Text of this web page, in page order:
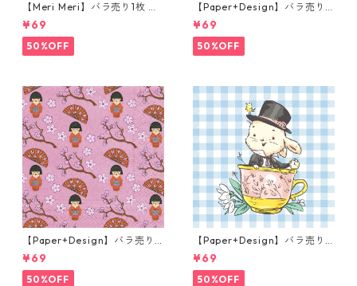
【Meri Meri】バラ売り1枚 カ
クテルサイズ ペーパーナプキ
ン Peter Rabbit In The Gard
en クリーム ピーターラビット
¥69
50%OFF
【Paper+Design】バラ売り2
枚 ランチサイズ ペーパーナプ
キン Sweet bird ローズ
¥69
50%OFF
【Paper+Design】バラ売り2
枚 ランチサイズ ペーパーナプ
キン LITTLE GEISHA ピンク
¥69
50%OFF
【Paper+Design】バラ売り2
枚 ランチサイズ ペーパーナプ
キン Easter Cup ライトブル
ー
¥69
50%OFF